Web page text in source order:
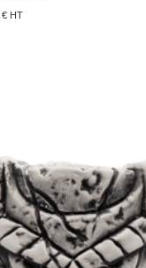
€ HT